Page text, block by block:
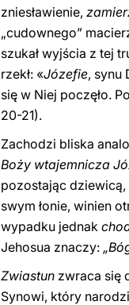
zniesławienie,
„cudownego”
szukał wyjścia z tej
rzekł: «Józefie, synu
się w Niej poczęło.
20-21).
Zachodzi bliska
Boży wtajemnicza
pozostając
swym łonie, winien
wypadku jednak
Jehosua znaczy:
Zwiastun zwraca się
Synowi, który